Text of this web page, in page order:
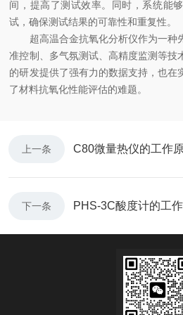
间，提高了测试效率。同时，系统能
试，确保测试结果的可靠性和重复性。
超高温合金抗氧化分析仪作为一种
准控制、多气氛测试、高精度监测等技
的研发提供了强有力的数据支持，也在
了材料抗氧化性能评估的难题。
上一条 C80微量热仪的工作
下一条 PHS-3C酸度计的工